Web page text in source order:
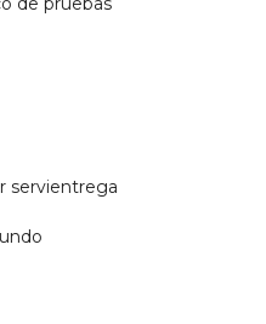
servientrega